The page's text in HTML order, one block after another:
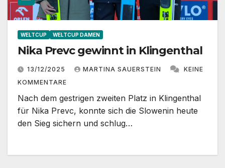
WELTCUP WELTCUP DAMEN
Nika Prevc gewinnt in Klingenthal
13/12/2025 MARTINA SAUERSTEIN
KEINE
KOMMENTARE
Nach dem gestrigen zweiten Platz in Klingenthal
für Nika Prevc, konnte sich die Slowenin heute
den Sieg sichern und schlug…